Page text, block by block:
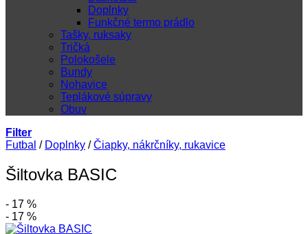
Doplnky
Funkčné termo prádlo
Tašky, ruksaky
Tričká
Polokošele
Bundy
Nohavice
Teplákové súpravy
Obuv
Filter
Futbal / Doplnky / Čiapky, nákrčníky, rukavice
Šiltovka BASIC
- 17 %
- 17 %